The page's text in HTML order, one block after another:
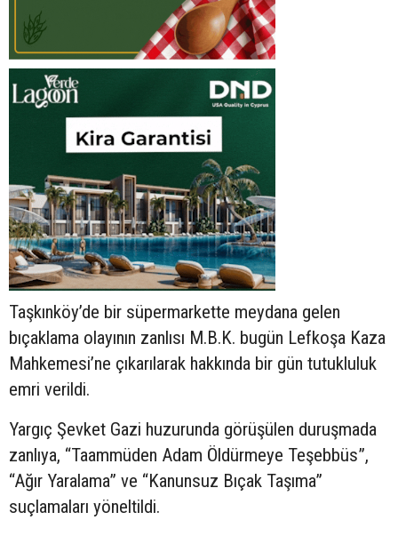
Taşkınköy’de bir süpermarkette meydana gelen
bıçaklama olayının zanlısı M.B.K. bugün Lefkoşa Kaza
Mahkemesi’ne çıkarılarak hakkında bir gün tutukluluk
emri verildi.
Yargıç Şevket Gazi huzurunda görüşülen duruşmada
zanlıya, “Taammüden Adam Öldürmeye Teşebbüs”,
“Ağır Yaralama” ve “Kanunsuz Bıçak Taşıma”
suçlamaları yöneltildi.